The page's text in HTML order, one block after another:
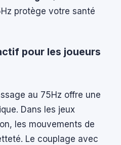
protège votre santé
pour les joueurs
au 75Hz offre une
Dans les jeux
les mouvements de
Le couplage avec